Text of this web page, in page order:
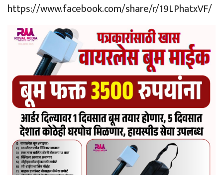
https://www.facebook.com/share/r/19LPhatxVF/